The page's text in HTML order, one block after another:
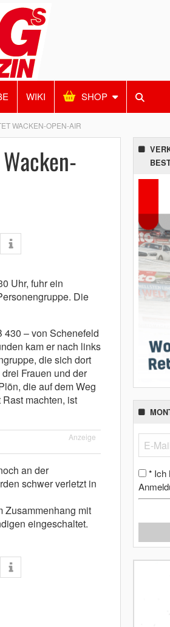
WIKI SHOP
WACKEN-OPEN-AIR
Uhr, fuhr ein
Die
430 – von Schenefeld
kam er nach links
die sich dort
Frauen und der
die auf dem Weg
machten, ist
Anzeige
an der
schwer verletzt in
Zusammenhang mit
eingeschaltet.
* Ich